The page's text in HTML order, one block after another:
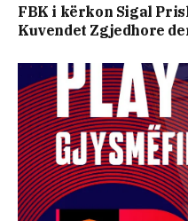
FBK i kërkon Sigal
Kuvendet Zgjedhore